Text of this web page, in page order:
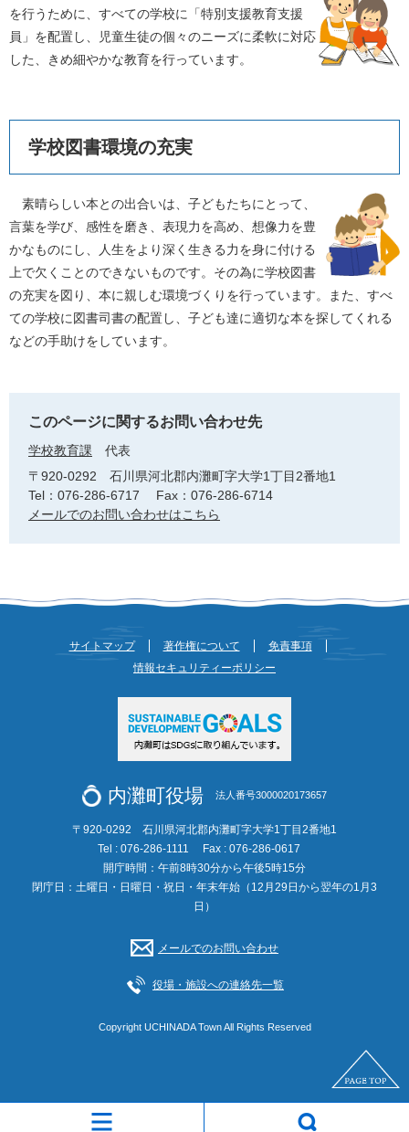
を行うために、すべての学校に「特別支援教育支援
員」を配置し、児童生徒の個々のニーズに柔軟に対応
した、きめ細やかな教育を行っています。
学校図書環境の充実
素晴らしい本との出合いは、子どもたちにとって、
言葉を学び、感性を磨き、表現力を高め、想像力を豊
かなものにし、人生をより深く生きる力を身に付ける
上で欠くことのできないものです。その為に学校図書
の充実を図り、本に親しむ環境づくりを行っています。また、すべ
ての学校に図書司書の配置し、子ども達に適切な本を探してくれる
などの手助けをしています。
このページに関するお問い合わせ先
学校教育課
代表
〒920-0292
石川県河北郡内灘町字大学1丁目2番地1
Tel：076-286-6717
Fax：076-286-6714
メールでのお問い合わせはこちら
サイトマップ 著作権について
免責事項
情報セキュリティーポリシー
内灘町役場 法人番号3000020173657
〒920-0292 石川県河北郡内灘町字大学1丁目2番地1
Tel : 076-286-1111
Fax : 076-286-0617
開庁時間：午前8時30分から午後5時15分
閉庁日：土曜日・日曜日・祝日・年末年始（12月29日から翌年の1月3
日）
メールでのお問い合わせ
役場・施設への連絡先一覧
Copyright UCHINADA Town All Rights Reserved